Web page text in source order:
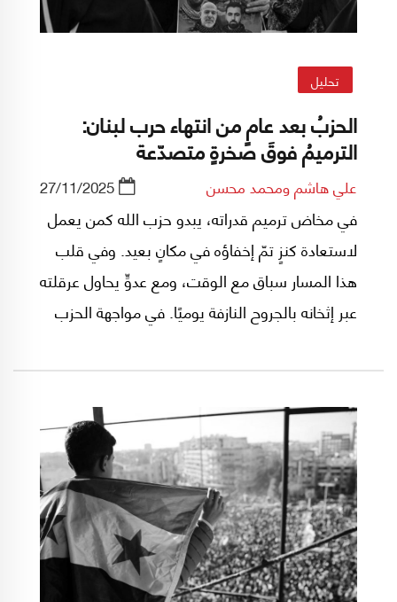
تحليل
الحزبُ بعد عامٍ من انتهاء حرب لبنان:
الترميمُ فوقَ صخرةٍ متصدّعة
علي هاشم ومحمد محسن 27/11/2025
في مخاض ترميم قدراته، يبدو حزب الله كمن يعمل
لاستعادة كنزٍ تمّ إخفاؤه في مكانٍ بعيد. وفي قلب
هذا المسار سباق مع الوقت، ومع عدوٍّ يحاول عرقلته
عبر إثخانه بالجروح النازفة يوميًا. في مواجهة الحزب
والحدود المغلقة، وعلى كتفيه صخور تحييد جمهوره
قدر الإمكان عن نيران المعركة، ومسامير خصوم
الداخل ومن بينهم بعض حلفاء الأمس. في 14 شهرًا
تلقّى الحزب حدثانِ ضخمان يصعب استيعابهما،
السابع من أكتوبر 2023، والثامن من ديسمبر 2024
يوم سقوط نظام بشار الأسد، الذي رفض أن يكون،
كما الحزب، جزءًا من إسناد غزة ومعركة "المحور".